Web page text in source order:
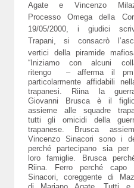
Agate e Vincenzo
Processo Omega della
19/05/2000, i giudici
Trapani, si consacrò
vertici della piramide
“Iniziamo con alcuni
ritengo – afferma il
particolarmente affidabili
trapanesi. Riina la
Giovanni Brusca è il
assieme alle squadre
tutti gli omicidi della
trapanese. Brusca
Vincenzo Sinacori sono i
perché partecipano sia per
loro famiglie. Brusca
Riina. Ferro perché capo
Sinacori, coreggente di
di Mariano Agate. Tutti e